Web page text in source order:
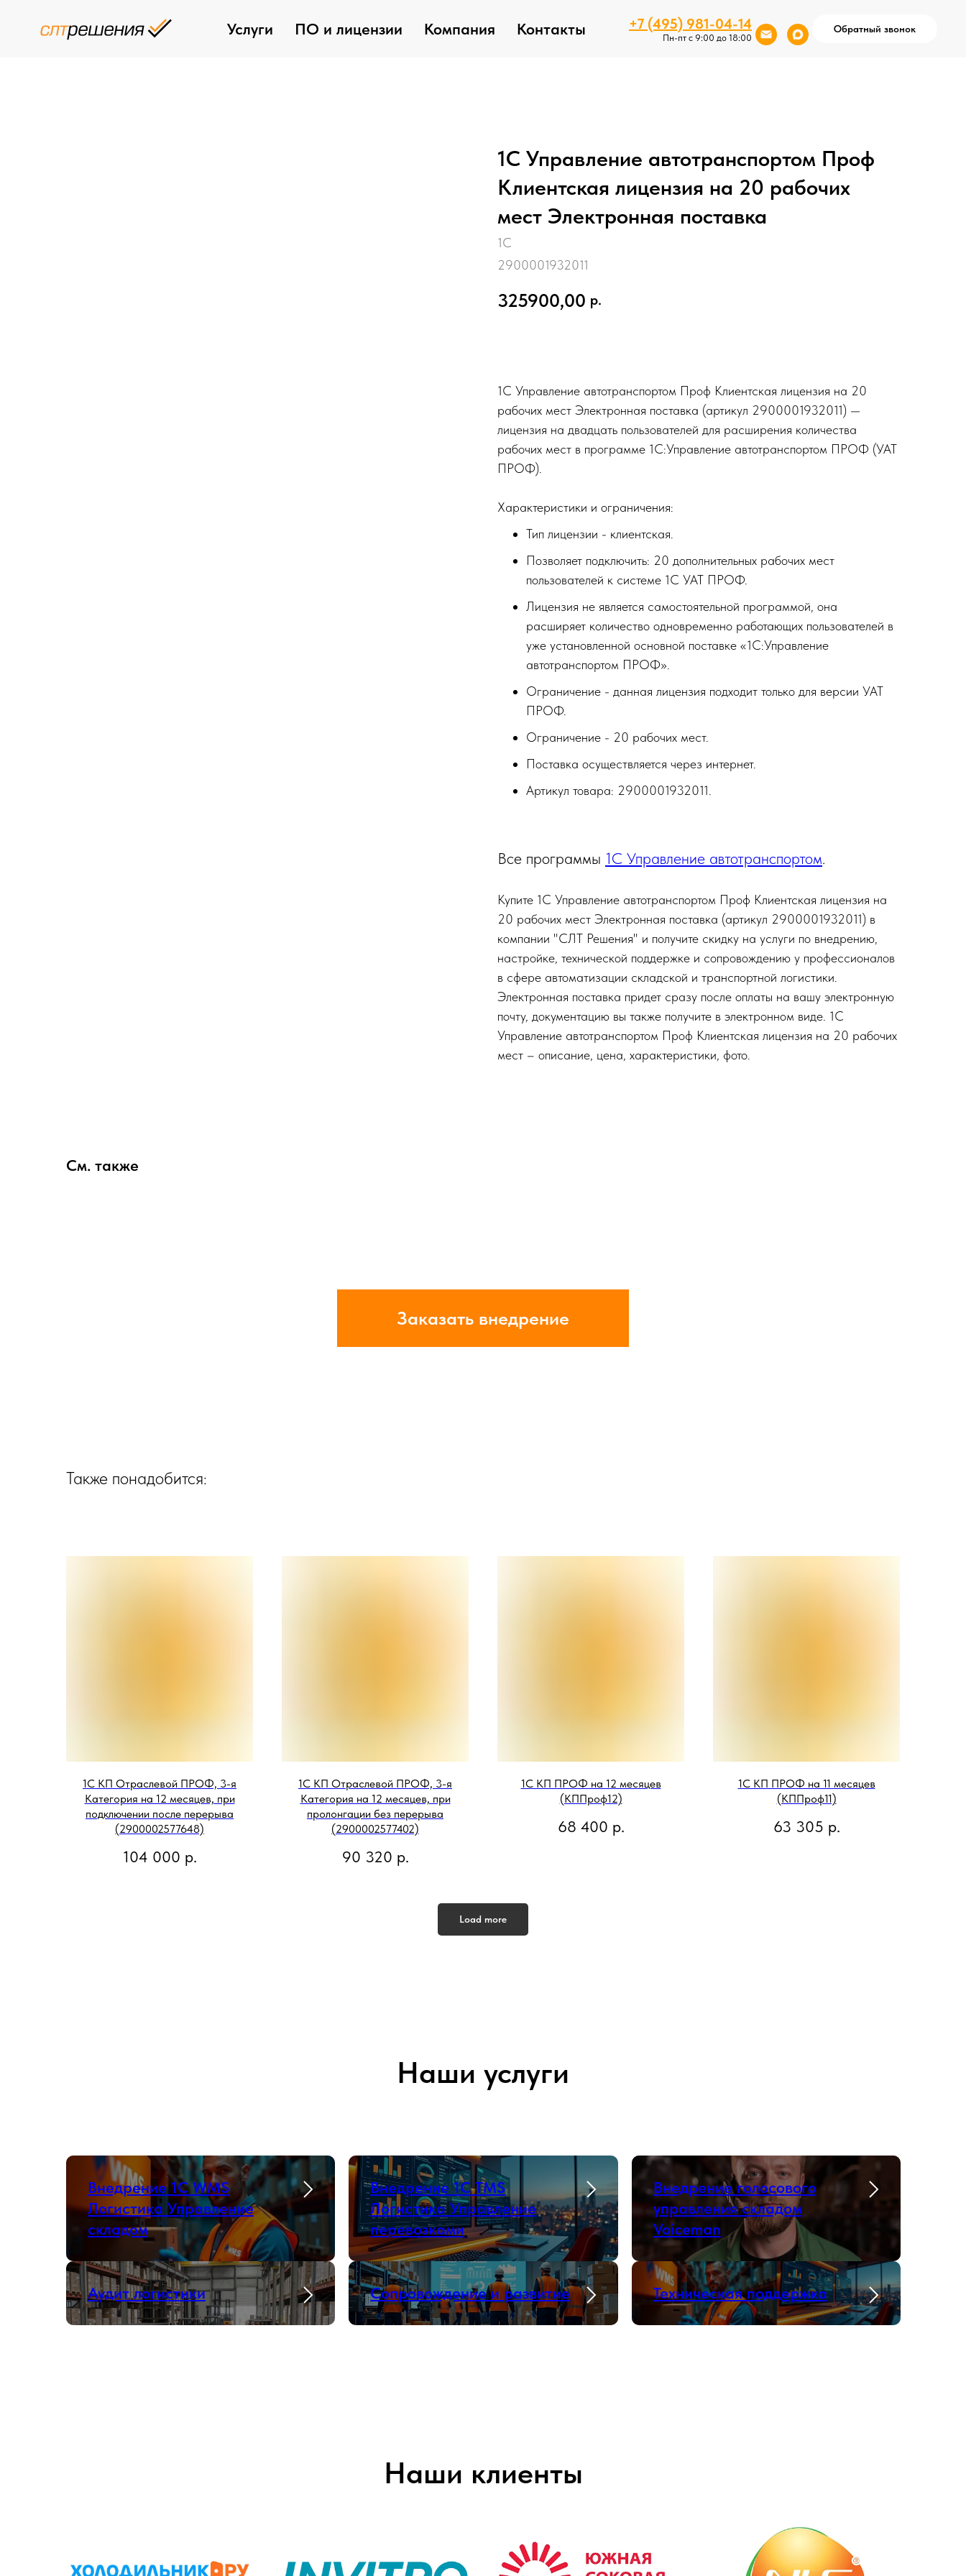
Услуги ПО и лицензии Компания Контакты +7 (495) 981-04-14
Пн-пт с 9:00 до 18:00
Обратный звонок
1С Управление автотранспортом Проф
Клиентская лицензия на 20 рабочих
мест Электронная поставка
1С
2900001932011
325900,00 р.
1С Управление автотранспортом Проф Клиентская лицензия на 20
рабочих мест Электронная поставка (артикул 2900001932011) —
лицензия на двадцать пользователей для расширения количества
рабочих мест в программе 1С:Управление автотранспортом ПРОФ (УАТ
ПРОФ).
Характеристики и ограничения:
Тип лицензии - клиентская.
Позволяет подключить: 20 дополнительных рабочих мест
пользователей к системе 1С УАТ ПРОФ.
Лицензия не является самостоятельной программой, она
расширяет количество одновременно работающих пользователей в
уже установленной основной поставке «1С:Управление
автотранспортом ПРОФ».
Ограничение - данная лицензия подходит только для версии УАТ
ПРОФ.
Ограничение - 20 рабочих мест.
Поставка осуществляется через интернет.
Артикул товара: 2900001932011.
Все программы 1С Управление автотранспортом.
Купите 1С Управление автотранспортом Проф Клиентская лицензия на
20 рабочих мест Электронная поставка (артикул 2900001932011) в
компании "СЛТ Решения" и получите скидку на услуги по внедрению,
настройке, технической поддержке и сопровождению у профессионалов
в сфере автоматизации складской и транспортной логистики.
Электронная поставка придет сразу после оплаты на вашу электронную
почту, документацию вы также получите в электронном виде. 1С
Управление автотранспортом Проф Клиентская лицензия на 20 рабочих
мест – описание, цена, характеристики, фото.
См. также
Заказать внедрение
Также понадобится:
1С КП Отраслевой ПРОФ, 3-я
Категория на 12 месяцев, при
подключении после перерыва
(2900002577648)
104 000 р.
1С КП Отраслевой ПРОФ, 3-я
Категория на 12 месяцев, при
пролонгации без перерыва
(2900002577402)
90 320 р.
1С КП ПРОФ на 12 месяцев
(КППроф12)
68 400 р.
1С КП ПРОФ на 11 месяцев
(КППроф11)
63 305 р.
Load more
Наши услуги
Внедрение 1С WMS
Логистика Управление
складом
Внедрение 1С TMS
Логистика Управление
перевозками
Внедрение голосового
управления складом
Voiceman
Аудит логистики Сопровождение и развитие Техническая поддержка
Наши клиенты